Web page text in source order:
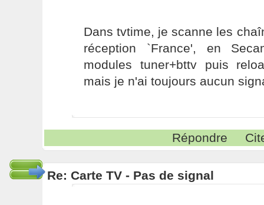
Dans tvtime, je scanne les
réception `France', en
modules tuner+bttv puis
mais je n'ai toujours aucun
Répondre
Re: Carte TV - Pas de signal